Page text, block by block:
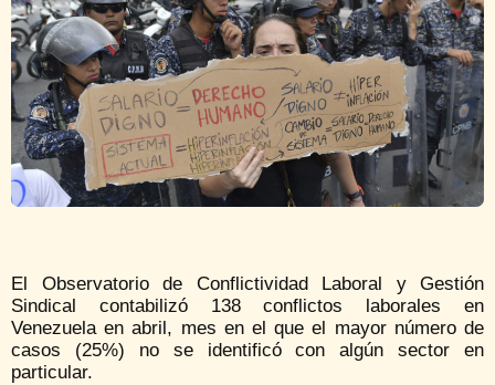
El Observatorio de Conflictividad Laboral y Gestión
Sindical contabilizó 138 conflictos laborales en
Venezuela en abril, mes en el que el mayor número de
casos (25%) no se identificó con algún sector en
particular.